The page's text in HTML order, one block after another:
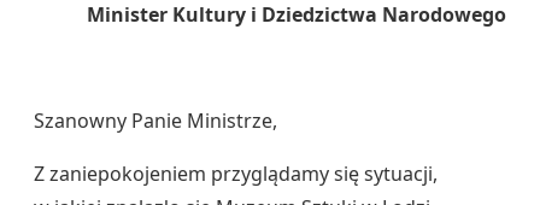
Minister Kultury i Dziedzictwa Narodowego
Szanowny Panie Ministrze,
Z zaniepokojeniem przyglądamy się sytuacji,